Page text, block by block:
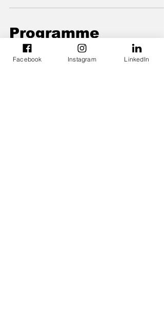
Programme
d'Identification
Facebook Instagram LinkedIn